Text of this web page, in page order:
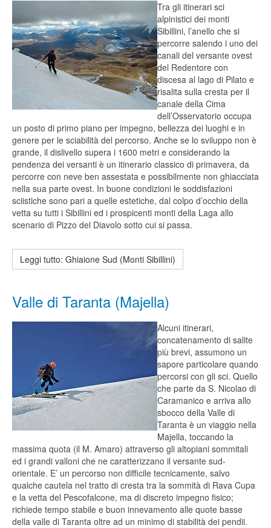
Tra gli itinerari sci
alpinistici dei monti
Sibillini, l’anello che si
percorre salendo i uno dei
canali del versante ovest
del Redentore con
discesa al lago di Pilato e
risalita sulla cresta per il
canale della Cima
dell’Osservatorio occupa
un posto di primo piano per impegno, bellezza dei luoghi e in
genere per le sciabilità del percorso. Anche se lo sviluppo non è
grande, il dislivello supera i 1600 metri e considerando la
pendenza dei versanti è un itinerario classico di primavera, da
percorre con neve ben assestata e possibilmente non ghiacciata
nella sua parte ovest. In buone condizioni le soddisfazioni
sciistiche sono pari a quelle estetiche, dal colpo d’occhio della
vetta su tutti i Sibillini ed i prospicenti monti della Laga allo
scenario di Pizzo del Diavolo sotto cui si passa.
Leggi tutto: Ghiaione Sud (Monti Sibillini)
Valle di Taranta (Majella)
Alcuni itinerari,
concatenamento di salite
più brevi, assumono un
sapore particolare quando
percorsi con gli sci. Quello
che parte da S. Nicolao di
Caramanico e arriva allo
sbocco della Valle di
Taranta è un viaggio nella
Majella, toccando la
massima quota (il M. Amaro) attraverso gli altopiani sommitali
ed i grandi valloni che ne caratterizzano il versante sud-
orientale. E’ un percorso non difficile tecnicamente, salvo
qualche cautela nel tratto di cresta tra la sommità di Rava Cupa
e la vetta del Pescofalcone, ma di discreto impegno fisico;
richiede tempo stabile e buon innevamento alle quote basse
della valle di Taranta oltre ad un minimo di stabilità dei pendii.